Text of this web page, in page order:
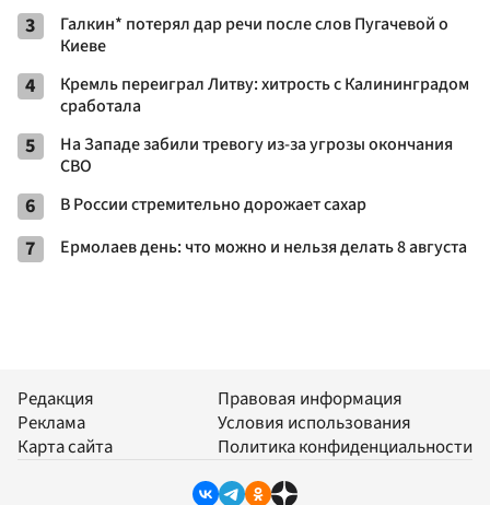
3
Галкин* потерял дар речи после слов Пугачевой о
Киеве
4
Кремль переиграл Литву: хитрость с Калининградом
сработала
5
На Западе забили тревогу из-за угрозы окончания
СВО
6 В России стремительно дорожает сахар
7 Ермолаев день: что можно и нельзя делать 8 августа
Редакция
Реклама
Карта сайта
Правовая информация
Условия использования
Политика конфиденциальности